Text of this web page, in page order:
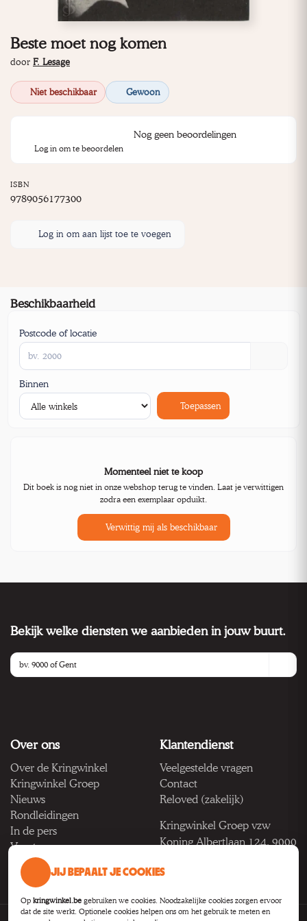
Beste moet nog komen
door F. Lesage
Niet beschikbaar Gewoon
Nog geen beoordelingen
Log in om te beoordelen
ISBN
9789056177300
Log in om aan lijst toe te voegen
Beschikbaarheid
Postcode of locatie
Binnen
Toepassen
Momenteel niet te koop
Dit boek is nog niet in onze webshop terug te vinden. Laat je verwittigen
zodra een exemplaar opduikt.
Verwittig mij als beschikbaar
Bekijk welke diensten we aanbieden in jouw buurt.
Over ons
Over de Kringwinkel
Kringwinkel Groep
Nieuws
Rondleidingen
In de pers
Vacatures
Klantendienst
Veelgestelde vragen
Contact
Reloved (zakelijk)
Kringwinkel Groep vzw
Koning Albertlaan 124, 9000
BTW BE 1033.922.208
JIJ BEPAALT JE COOKIES
Op kringwinkel.be gebruiken we cookies. Noodzakelijke cookies zorgen ervoor
dat de site werkt. Optionele cookies helpen ons om het gebruik te meten en